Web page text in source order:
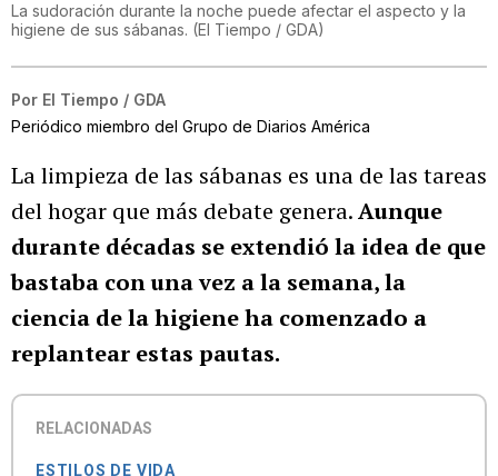
La sudoración durante la noche puede afectar el aspecto y la
higiene de sus sábanas. (El Tiempo / GDA)
Por El Tiempo / GDA
Periódico miembro del Grupo de Diarios América
La limpieza de las sábanas es una de las tareas
del hogar que más debate genera.Aunque
durante décadas se extendió la idea de que
bastaba con una vez a la semana, la
ciencia de la higiene ha comenzado a
replantear estas pautas.
RELACIONADAS
ESTILOS DE VIDA